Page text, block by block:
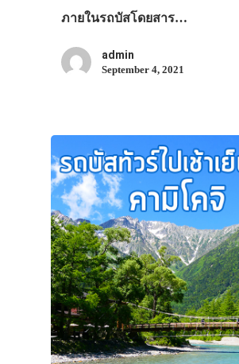
ภายในรถบัสโดยสาร…
admin
September 4, 2021